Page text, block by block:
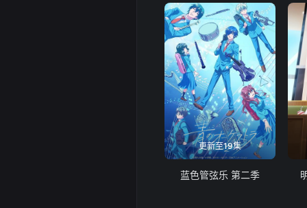
更新至19集
蓝色管弦乐 第二季